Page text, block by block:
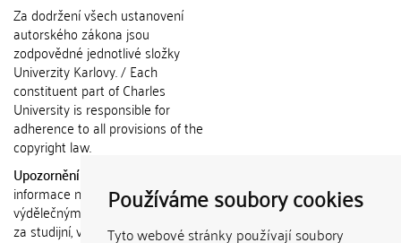
Používáme soubory cookies
Tyto webové stránky používají soubory
Za dodržení všech ustanovení
autorského zákona jsou
zodpovědné jednotlivé složky
Univerzity Karlovy. / Each
constituent part of Charles
University is responsible for
adherence to all provisions of the
copyright law.
Upozornění / Notice:
informace nemohou být použity k
výdělečným účelům nebo vydávány
za studijní, vědeckou nebo jinou